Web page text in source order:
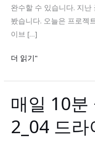
완수할 수 있습니다. 지난
봤습니다. 오늘은 프로젝
이브 […]
드
라
이
활
더 읽기"
매일 10분
2_04 드라
매
일
10